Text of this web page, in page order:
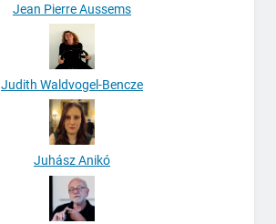
Jean Pierre Aussems
Judith Waldvogel-Bencze
Juhász Anikó